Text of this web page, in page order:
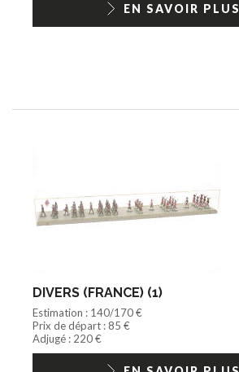
EN SAVOIR PLUS
DIVERS (FRANCE) (1)
Estimation : 140/170 €
Prix de départ : 85 €
Adjugé : 220 €